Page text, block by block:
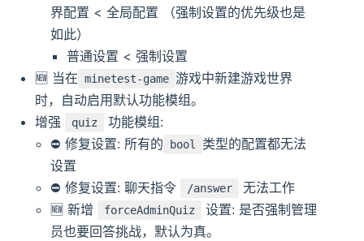
界配置 < 全局配置 （强制设置的优先级也是
如此）
普通设置 < 强制设置
🆕️️ 当在 minetest-game 游戏中新建游戏世界
时，自动启用默认功能模组。
增强
quiz
功能模组:
⛔️ 修复设置: 所有的
bool
类型的配置都无法
设置
⛔️ 修复设置: 聊天指令
/answer
无法工作
🆕️️ 新增
forceAdminQuiz
设置: 是否强制管理
员也要回答挑战，默认为真。